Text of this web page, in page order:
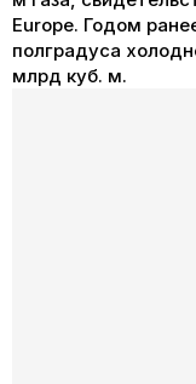
Europe. Годом
полградуса
млрд куб. м.